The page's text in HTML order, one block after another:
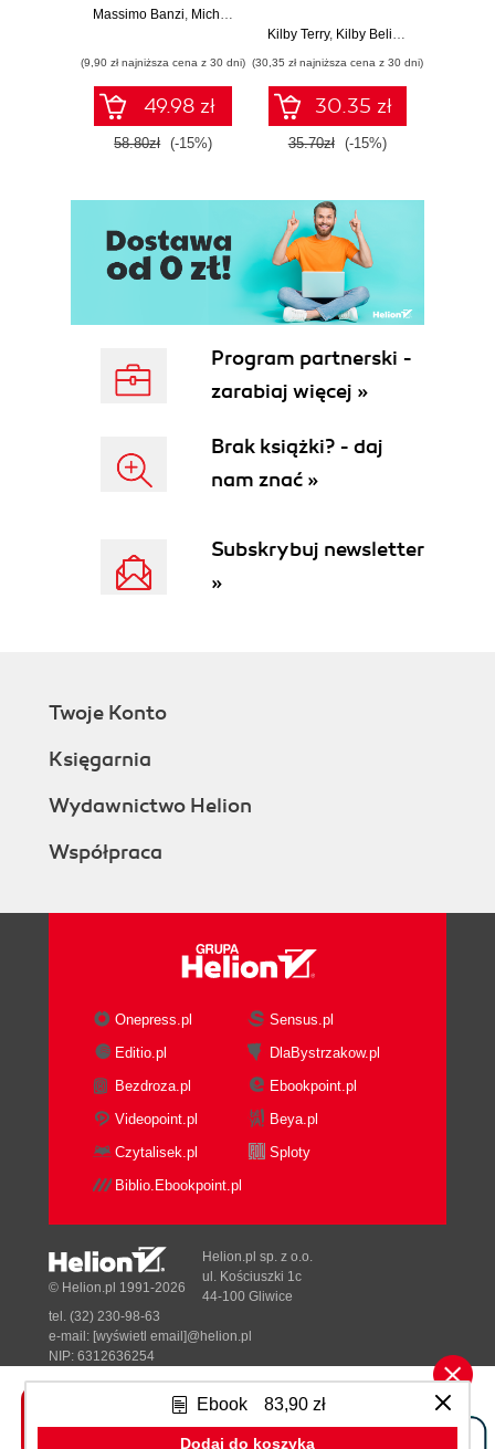
Massimo Banzi Michael Shiloh
(9,90 zł najniższa cena z 30 dni)
49.98 zł
58.80zł (-15%)
własnego
Kilby Terry, Kilby Belinda
(30,35 zł najniższa cena z 30 dni)
30.35 zł
35.70zł (-15%)
Ebook 83,90 zł
Dodaj do koszyka
Program partnerski -
zarabiaj więcej »
Brak książki? - daj
nam znać »
Subskrybuj newsletter
»
Twoje Konto
Księgarnia
Wydawnictwo Helion
Współpraca
Onepress.pl
Sensus.pl
Editio.pl
DlaBystrzakow.pl
Bezdroza.pl
Ebookpoint.pl
Videopoint.pl
Beya.pl
Czytalisek.pl
Sploty
Biblio.Ebookpoint.pl
Tonik.pl
© Helion.pl 1991-2026
Helion.pl sp. z o.o.
ul. Kościuszki 1c
44-100 Gliwice
tel. (32) 230-98-63
e-mail: [wyświetl email]@helion.pl
NIP: 6312636254